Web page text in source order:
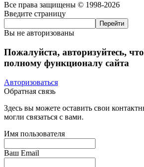
Все права защищены © 1998-2026
Введите страницу
Вы не авторизованы
Пожалуйста, авторизуйтесь,
полному функционалу сайта
Авторизоваться
Обратная связь
Здесь вы можете оставить свои
могли связаться с вами.
Имя пользователя
Ваш Email